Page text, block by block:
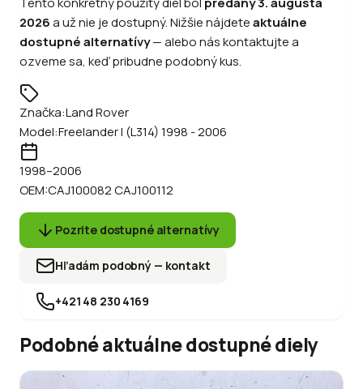
2026a už nie je dostupný. Nižšie nájdeteaktuálne
dostupné alternatívy—alebonás kontaktujte a
ozveme sa, keď pribudne podobný kus.
Značka:Land Rover
Model:Freelander I (L314) 1998 - 2006
1998–2006
OEM:CAJ100082 CAJ100112
Pozrite dostupné alternatívy
Hľadám podobný — kontakt
+421 48 230 4169
Podobné aktuálne dostupné diely